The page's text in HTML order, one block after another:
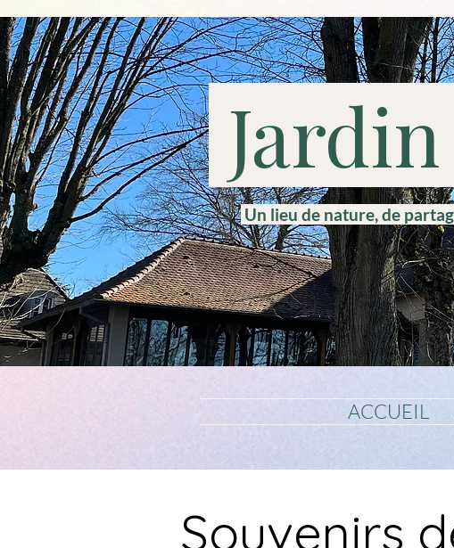
Un lieu de nature, de
ACCUEIL
Souvenirs